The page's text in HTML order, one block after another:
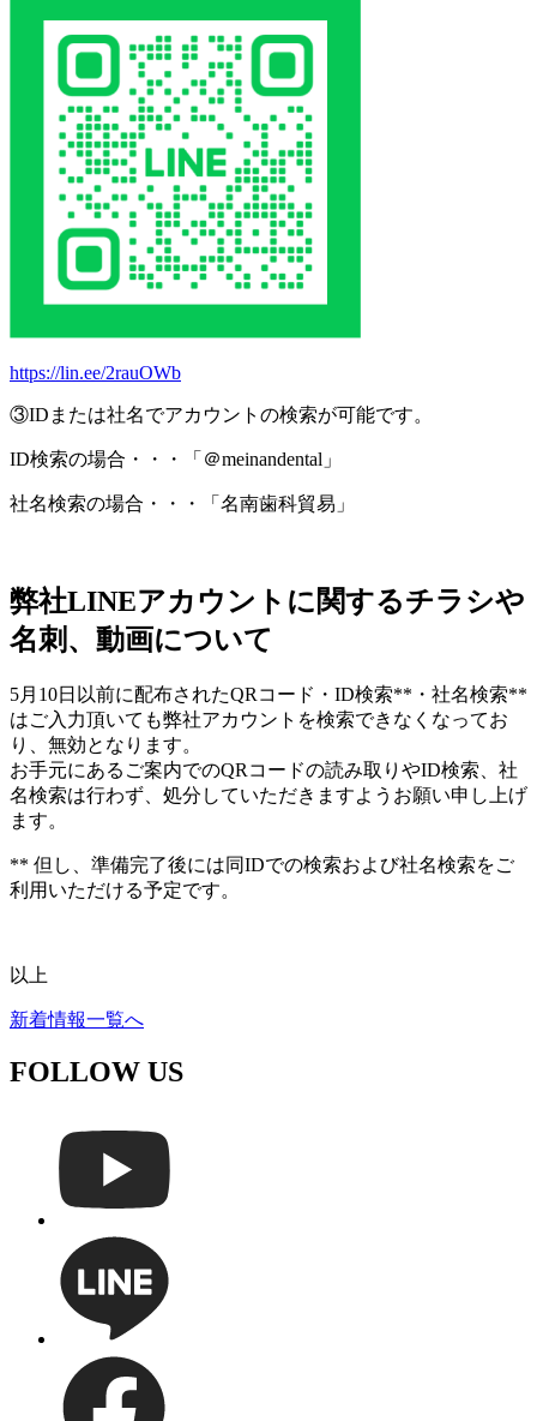
https://lin.ee/2rauOWb
③IDまたは社名でアカウントの検索が可能です。
ID検索の場合・・・「＠meinandental」
社名検索の場合・・・「名南歯科貿易」
弊社LINEアカウントに関するチラシや
名刺、動画について
5月10日以前に配布されたQRコード・ID検索**・社名検索**
はご入力頂いても弊社アカウントを検索できなくなってお
り、無効となります。
お手元にあるご案内でのQRコードの読み取りやID検索、社
名検索は行わず、処分していただきますようお願い申し上げ
ます。
** 但し、準備完了後には同IDでの検索および社名検索をご
利用いただける予定です。
以上
新着情報一覧へ
FOLLOW US